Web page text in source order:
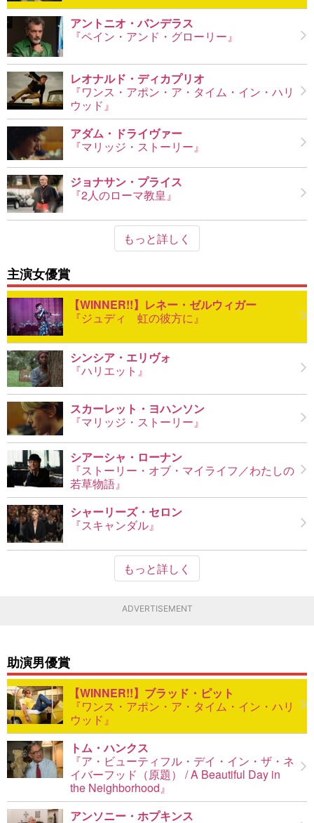
アントニオ・バンデラス
『ペイン・アンド・グローリー』
レオナルド・ディカプリオ
『ワンス・アポン・ア・タイム・イン・ハリ
ウッド』
アダム・ドライヴァー
『マリッジ・ストーリー』
ジョナサン・プライス
『2人のローマ教皇』
もっと詳しく
主演女優賞
レネー・ゼルウィガー
『ジュディ 虹の彼方に』
シンシア・エリヴォ
『ハリエット』
スカーレット・ヨハンソン
『マリッジ・ストーリー』
シアーシャ・ローナン
『ストーリー・オブ・マイライフ／わたしの
若草物語』
シャーリーズ・セロン
『スキャンダル』
もっと詳しく
ADVERTISEMENT
助演男優賞
ブラッド・ピット
『ワンス・アポン・ア・タイム・イン・ハリ
ウッド』
トム・ハンクス
『ア・ビューティフル・デイ・イン・ザ・ネ
イバーフッド（原題） / A Beautiful Day in
the Neighborhood』
アンソニー・ホプキンス